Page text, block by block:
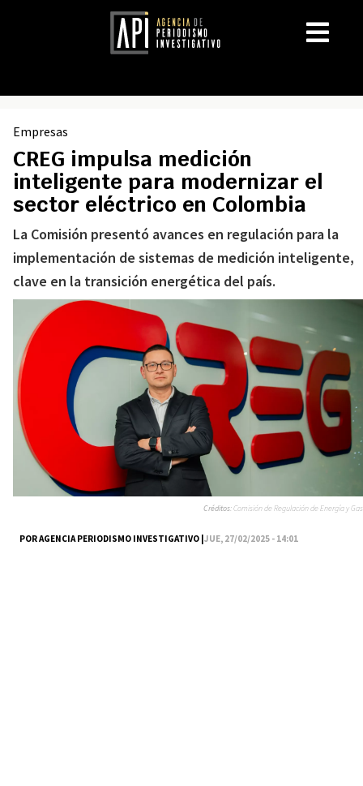
Empresas
CREG impulsa medición
inteligente para modernizar el
sector eléctrico en Colombia
La Comisión presentó avances en regulación para la
implementación de sistemas de medición inteligente,
clave en la transición energética del país.
POR AGENCIA PERIODISMO INVESTIGATIVO |JUE, 27/02/2025 - 14:01
Créditos:Comisión de Regulación de Energía y Gas